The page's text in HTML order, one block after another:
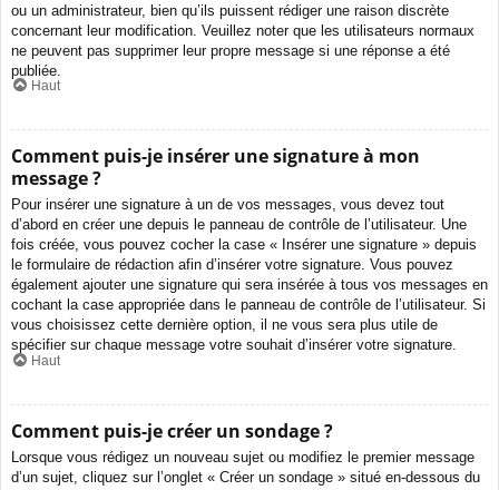
ou un administrateur, bien qu’ils puissent rédiger une raison discrète
concernant leur modification. Veuillez noter que les utilisateurs normaux
ne peuvent pas supprimer leur propre message si une réponse a été
publiée.
Haut
Comment puis-je insérer une signature à mon
message ?
Pour insérer une signature à un de vos messages, vous devez tout
d’abord en créer une depuis le panneau de contrôle de l’utilisateur. Une
fois créée, vous pouvez cocher la case « Insérer une signature » depuis
le formulaire de rédaction afin d’insérer votre signature. Vous pouvez
également ajouter une signature qui sera insérée à tous vos messages en
cochant la case appropriée dans le panneau de contrôle de l’utilisateur. Si
vous choisissez cette dernière option, il ne vous sera plus utile de
spécifier sur chaque message votre souhait d’insérer votre signature.
Haut
Comment puis-je créer un sondage ?
Lorsque vous rédigez un nouveau sujet ou modifiez le premier message
d’un sujet, cliquez sur l’onglet « Créer un sondage » situé en-dessous du